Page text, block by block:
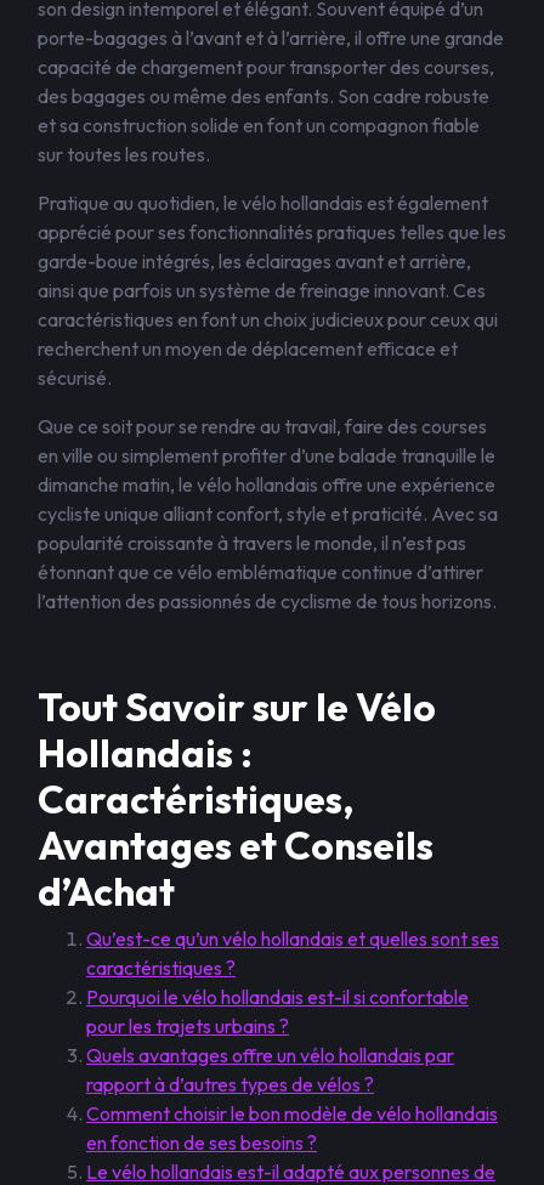
son design intemporel et élégant. Souvent équipé d’un
porte-bagages à l’avant et à l’arrière, il offre une grande
capacité de chargement pour transporter des courses,
des bagages ou même des enfants. Son cadre robuste
et sa construction solide en font un compagnon fiable
sur toutes les routes.
Pratique au quotidien, le vélo hollandais est également
apprécié pour ses fonctionnalités pratiques telles que les
garde-boue intégrés, les éclairages avant et arrière,
ainsi que parfois un système de freinage innovant. Ces
caractéristiques en font un choix judicieux pour ceux qui
recherchent un moyen de déplacement efficace et
sécurisé.
Que ce soit pour se rendre au travail, faire des courses
en ville ou simplement profiter d’une balade tranquille le
dimanche matin, le vélo hollandais offre une expérience
cycliste unique alliant confort, style et praticité. Avec sa
popularité croissante à travers le monde, il n’est pas
étonnant que ce vélo emblématique continue d’attirer
l’attention des passionnés de cyclisme de tous horizons.
Tout Savoir sur le Vélo
Hollandais :
Caractéristiques,
Avantages et Conseils
d’Achat
Qu’est-ce qu’un vélo hollandais et quelles sont ses
caractéristiques ?
Pourquoi le vélo hollandais est-il si confortable
pour les trajets urbains ?
Quels avantages offre un vélo hollandais par
rapport à d’autres types de vélos ?
Comment choisir le bon modèle de vélo hollandais
en fonction de ses besoins ?
Le vélo hollandais est-il adapté aux personnes de